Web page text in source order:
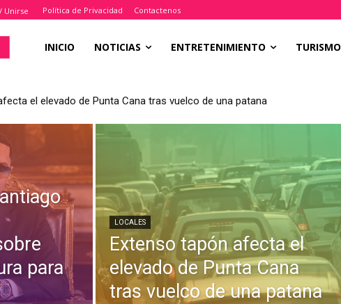
Unirse Política de Privacidad Contactenos
INICIO NOTICIAS ENTRETENIMIENTO TURISMO
el elevado de Punta Cana tras vuelco de una patana
para
LOCALES
Extenso tapón afecta el
elevado de Punta Cana
tras vuelco de una patana